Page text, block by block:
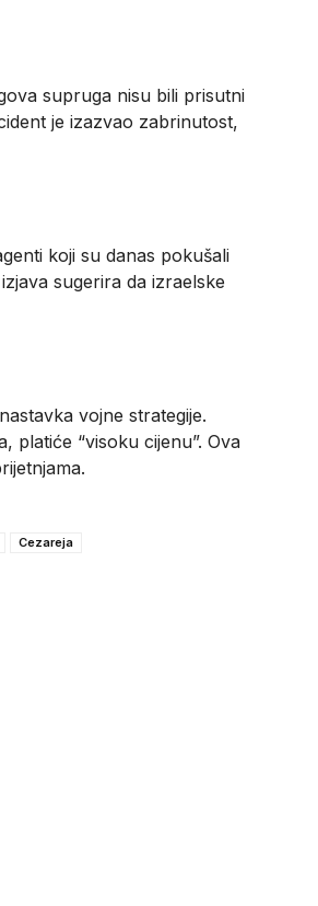
supruga nisu bili prisutni
je izazvao zabrinutost,
koji su danas pokušali
sugerira da izraelske
vojne strategije.
platiće “visoku cijenu”. Ova
Cezareja